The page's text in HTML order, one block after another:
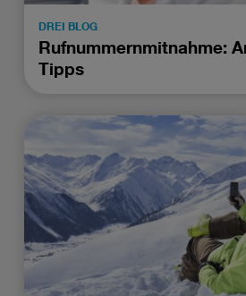
DREI BLOG
Rufnummernmitnahme:
Tipps